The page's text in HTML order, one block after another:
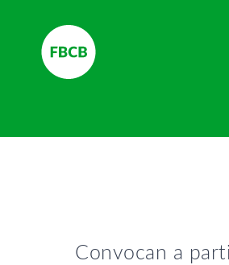
Convocan a